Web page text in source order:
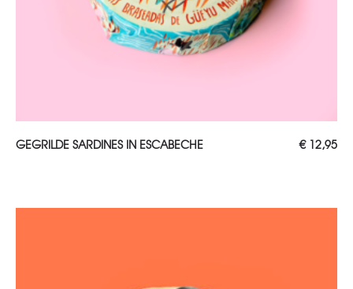
TOEVOEGEN AAN WINKELWAGEN
GEGRILDE SARDINES IN ESCABECHE €12,95